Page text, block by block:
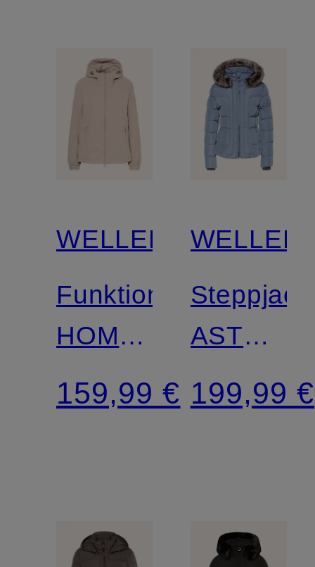
WELLENSTEYN
Funktionsjacke
HOMERUN
LADY
159,99 €
ASTORIA
SHORT
mit
199,99 €